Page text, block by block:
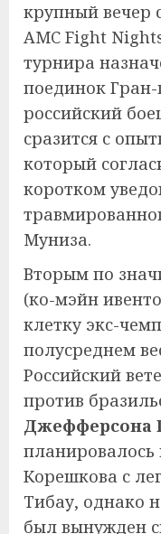
крупный вечер
AMC Fight
турнира
поединок Гран-
российский
сразится с
который
коротком
Муниза.
Вторым по
(ко-мэйн
клетку экс-
полусреднем
Российский
против
Джефферсона
планировалось
Корешкова с
Тибау, однако
был вынужден